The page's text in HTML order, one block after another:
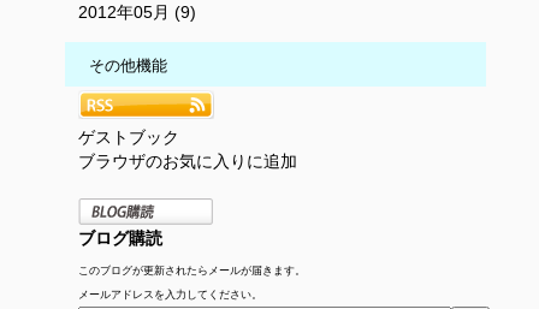
2012年05月 (9)
その他機能
ゲストブック
ブラウザのお気に入りに追加
ブログ購読
このブログが更新されたらメールが届きます。
メールアドレスを入力してください。